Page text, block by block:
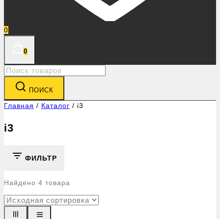
0
0
Search
for:
ПОИСК
Главная / Каталог / i3
i3
ФИЛЬТР
Найдено 4 товара